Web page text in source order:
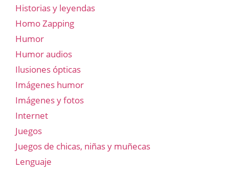
Historias y leyendas
Homo Zapping
Humor
Humor audios
Ilusiones ópticas
Imágenes humor
Imágenes y fotos
Internet
Juegos
Juegos de chicas, niñas y muñecas
Lenguaje